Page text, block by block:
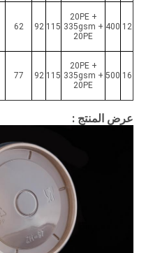
12
400
20PE +
335gsm +
20PE
115
92
62
16
500
20PE +
335gsm +
20PE
115
92
77
عرض المنتج :